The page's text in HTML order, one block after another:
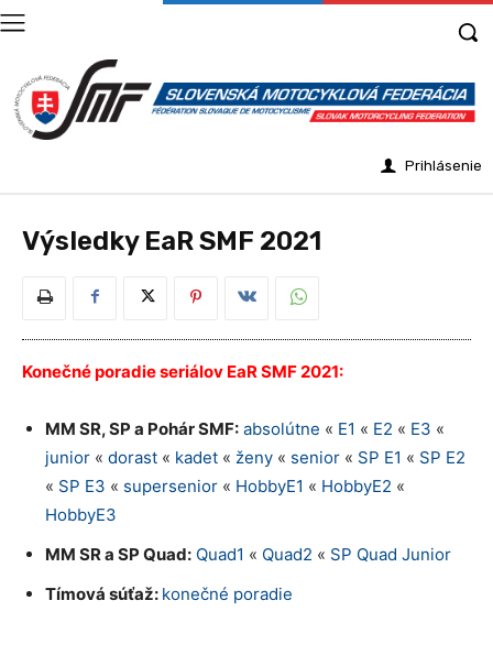
Prihlásenie
Výsledky EaR SMF 2021
Konečné poradie seriálov EaR SMF 2021:
MM SR, SP a Pohár SMF: absolútne « E1 « E2 « E3 «
junior « dorast « kadet « ženy « senior « SP E1 « SP E2
« SP E3 « supersenior « HobbyE1 « HobbyE2 «
HobbyE3
MM SR a SP Quad: Quad1 « Quad2 « SP Quad Junior
Tímová súťaž: konečné poradie